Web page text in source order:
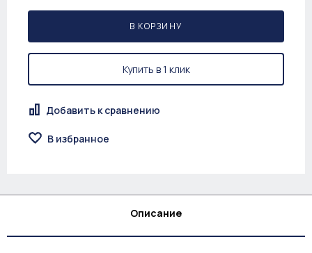
В КОРЗИНУ
Купить в 1 клик
Добавить к сравнению
В избранное
Описание